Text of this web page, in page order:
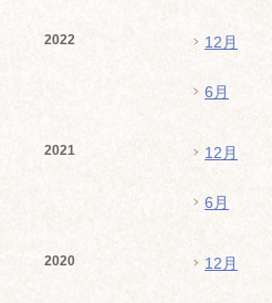
2022 12月
6月
2021 12月
6月
2020 12月